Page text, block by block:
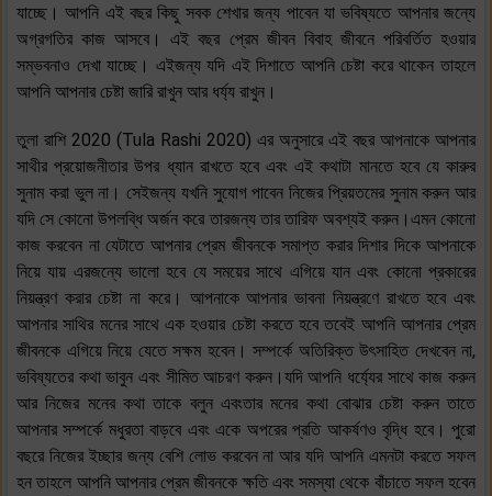
যাচ্ছে। আপনি এই বছর কিছু সবক শেখার জন্য পাবেন যা ভবিষ্যতে আপনার জন্যে
অগ্রগতির কাজ আসবে। এই বছর প্রেম জীবন বিবাহ জীবনে পরিবর্তিত হওয়ার
সম্ভবনাও দেখা যাচ্ছে। এইজন্য যদি এই দিশাতে আপনি চেষ্টা করে থাকেন তাহলে
আপনি আপনার চেষ্টা জারি রাখুন আর ধর্য্য রাখুন।
তুলা রাশি 2020 (Tula Rashi 2020) এর অনুসারে এই বছর আপনাকে আপনার
সাথীর প্রয়োজনীতার উপর ধ্যান রাখতে হবে এবং এই কথাটা মানতে হবে যে কারুর
সুনাম করা ভুল না। সেইজন্য যখনি সুযোগ পাবেন নিজের প্রিয়তমের সুনাম করুন আর
যদি সে কোনো উপলব্ধি অর্জন করে তারজন্য তার তারিফ অবশ্যই করুন।এমন কোনো
কাজ করবেন না যেটাতে আপনার প্রেম জীবনকে সমাপ্ত করার দিশার দিকে আপনাকে
নিয়ে যায় এরজন্যে ভালো হবে যে সময়ের সাথে এগিয়ে যান এবং কোনো প্রকারের
নিয়ন্ত্রণ করার চেষ্টা না করে। আপনাকে আপনার ভাবনা নিয়ন্ত্রণে রাখতে হবে এবং
আপনার সাথির মনের সাথে এক হওয়ার চেষ্টা করতে হবে তবেই আপনি আপনার প্রেম
জীবনকে এগিয়ে নিয়ে যেতে সক্ষম হবেন। সম্পর্কে অতিরিক্ত উৎসাহিত দেখবেন না,
ভবিষ্যতের কথা ভাবুন এবং সীমিত আচরণ করুন।যদি আপনি ধর্য্যের সাথে কাজ করুন
আর নিজের মনের কথা তাকে বলুন এবংতার মনের কথা বোঝার চেষ্টা করুন তাতে
আপনার সম্পর্কে মধুরতা বাড়বে এবং একে অপরের প্রতি আকর্ষণও বৃদ্ধি হবে। পুরো
বছরে নিজের ইচ্ছার জন্য বেশি লোভ করবেন না আর যদি আপনি এমনটা করতে সফল
হন তাহলে আপনি আপনার প্রেম জীবনকে ক্ষতি এবং সমস্যা থেকে বাঁচাতে সফল হবেন